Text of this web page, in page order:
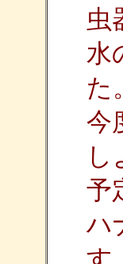
虫
水
た。
今
し
予
ハ